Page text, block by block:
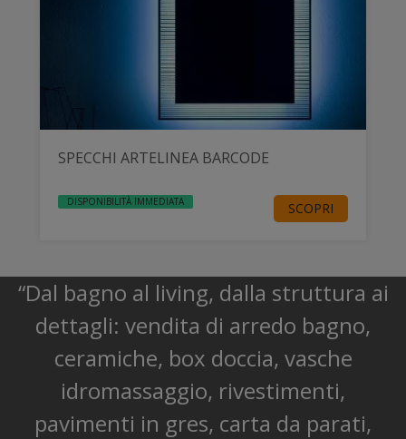
SPECCHI ARTELINEA BARCODE
DISPONIBILITÀ IMMEDIATA SCOPRI
“Dal bagno al living, dalla struttura ai
dettagli: vendita di arredo bagno,
ceramiche, box doccia, vasche
idromassaggio, rivestimenti,
pavimenti in gres, carta da parati,